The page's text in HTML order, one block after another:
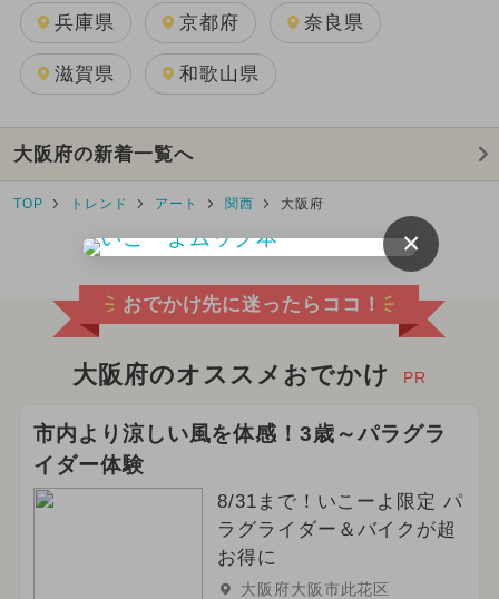
兵庫県 京都府 奈良県
滋賀県 和歌山県
大阪府の新着一覧へ
TOP トレンド アート 関西 大阪府
おでかけ先に迷ったらココ！
大阪府のオススメおでかけ PR
市内より涼しい風を体感！3歳～パラグラ
イダー体験
8/31まで！いこーよ限定 パ
ラグライダー＆バイクが超
お得に
大阪府大阪市此花区
×